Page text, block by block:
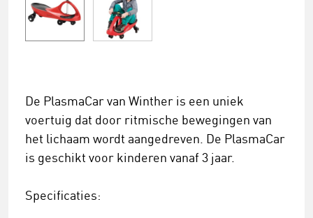
De PlasmaCar van Winther is een uniek
voertuig dat door ritmische bewegingen van
het lichaam wordt aangedreven. De PlasmaCar
is geschikt voor kinderen vanaf 3 jaar.
Specificaties: